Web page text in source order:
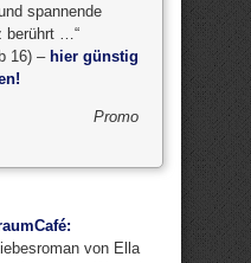
spannende
berührt …“
16) – hier günstig
Promo
von Ella